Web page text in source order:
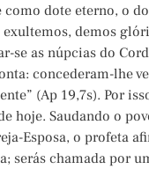
como dote eterno, o
exultemos, demos
se as núpcias do
concederam-lhe
(Ap 19,7s). Por
hoje. Saudando o
Esposa, o profeta
serás chamada por